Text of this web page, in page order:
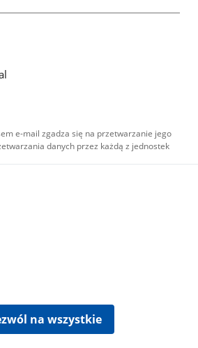
e-mail zgadza się na przetwarzanie jego
danych przez każdą z jednostek
na wszystkie